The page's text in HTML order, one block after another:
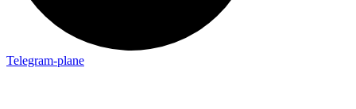
Telegram-plane